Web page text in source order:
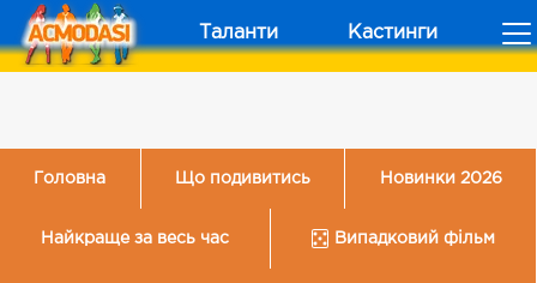
Таланти Кастинги
Головна Що подивитись Новинки 2026
Найкраще за весь час Випадковий фільм